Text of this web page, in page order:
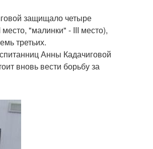
защищало четыре
"малинки" - III место),
третьих.
Анны Кадачиговой
вновь вести борьбу за